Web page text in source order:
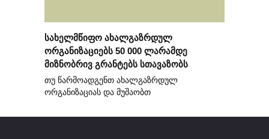
სახელმწიფო ახალგაზრდულ
ორგანიზაციებს 50 000 ლარამდე
მიზნობრივ გრანტებს სთავაზობს
თუ წარმოადგენთ ახალგაზრდულ
ორგანიზაციას და მუშაობთ